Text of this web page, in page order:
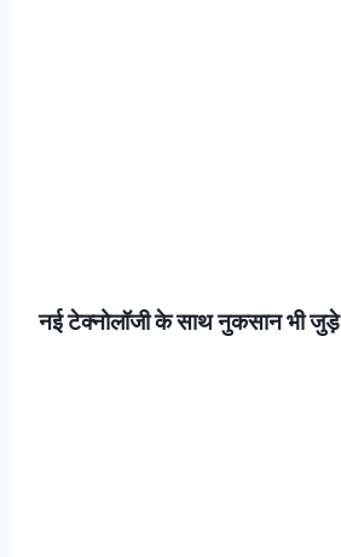
नई टेक्नोलॉजी के साथ नुकसान भी जुड़े